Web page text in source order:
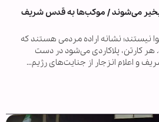
بخیر می‌شوند / موکب‌ها به قدس شریف
نیستند؛ نشانه اراده مردمی هستند که
هر کارتن، پلاکاردی می‌شود در دست
و اعلام انزجار از جنایت‌های رژیم…